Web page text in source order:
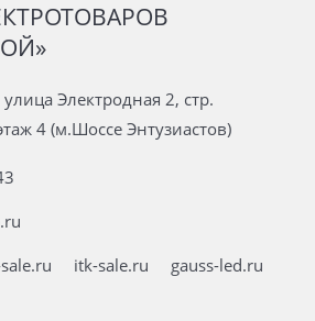
Электродная 2, стр.
4 (м.Шоссе Энтузиастов)
itk-sale.ru
gauss-led.ru